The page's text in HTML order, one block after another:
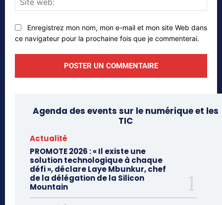
web:
Enregistrez mon nom, mon e-mail et mon site Web dans
ce navigateur pour la prochaine fois que je commenterai.
Agenda des events sur le numérique et les
TIC
Actualité
PROMOTE 2026 : « Il existe une
solution technologique à chaque
défi », déclare Laye Mbunkur, chef
de la délégation de la Silicon
Mountain